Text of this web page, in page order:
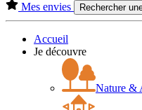
Mes envies Rechercher
Accueil
Je découvre
Nature &